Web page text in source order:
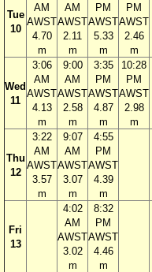
Tue
10
AM
AWST
4.70
m
AM
AWST
2.11
m
PM
AWST
5.33
m
PM
AWST
2.46
m
Wed
11
3:06
AM
AWST
4.13
m
9:00
AM
AWST
2.58
m
3:35
PM
AWST
4.87
m
10:28
PM
AWST
2.98
m
Thu
12
3:22
AM
AWST
3.57
m
9:07
AM
AWST
3.07
m
4:55
PM
AWST
4.39
m
Fri
13
4:02
AM
AWST
3.02
m
8:32
PM
AWST
4.46
m